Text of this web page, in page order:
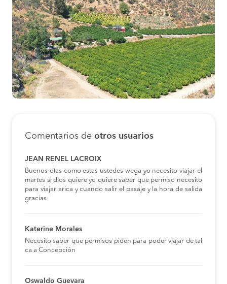
Comentarios de otros usuarios
JEAN RENEL LACROIX
Buenos días como estas ustedes wega yo necesito viajar el
martes si dios quiere yo quiere saber que permiso necesito
para viajar arica y cuando salir el pasaje y la hora de salida
gracias
Katerine Morales
Necesito saber que permisos piden para poder viajar de tal
ca a Concepción
Oswaldo Guevara